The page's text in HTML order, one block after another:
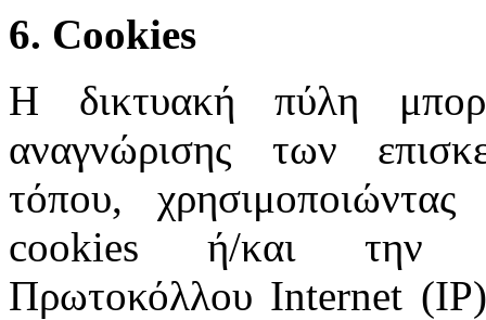
6. Cookies
Η δικτυακή πύλη
αναγνώρισης των
τόπου, χρησιμοποιώντας
cookies ή/και την
Πρωτοκόλλου Internet